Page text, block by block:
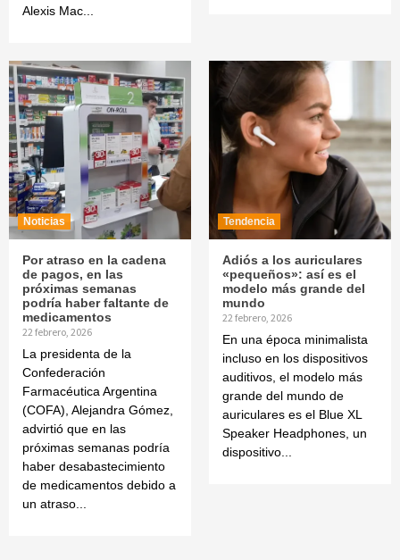
Alexis Mac...
Noticias
Por atraso en la cadena
de pagos, en las
próximas semanas
podría haber faltante de
medicamentos
22 febrero, 2026
La presidenta de la
Confederación
Farmacéutica Argentina
(COFA), Alejandra Gómez,
advirtió que en las
próximas semanas podría
haber desabastecimiento
de medicamentos debido a
un atraso...
Tendencia
Adiós a los auriculares
«pequeños»: así es el
modelo más grande del
mundo
22 febrero, 2026
En una época minimalista
incluso en los dispositivos
auditivos, el modelo más
grande del mundo de
auriculares es el Blue XL
Speaker Headphones, un
dispositivo...